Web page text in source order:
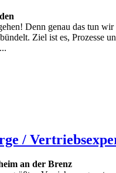
Denn genau das tun
Ziel ist es, Prozesse
/
an der Brenz